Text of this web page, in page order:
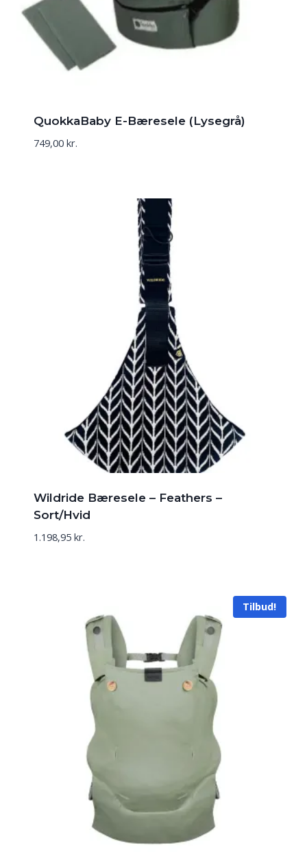
QuokkaBaby E-Bæresele (Lysegrå)
749,00 kr.
Wildride Bæresele – Feathers –
Sort/Hvid
1.198,95 kr.
Tilbud!